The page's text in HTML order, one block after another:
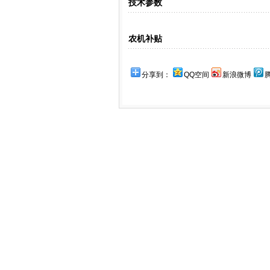
技术参数
农机补贴
分享到： QQ空间 新浪微博